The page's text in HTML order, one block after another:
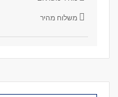
משלוח מהיר